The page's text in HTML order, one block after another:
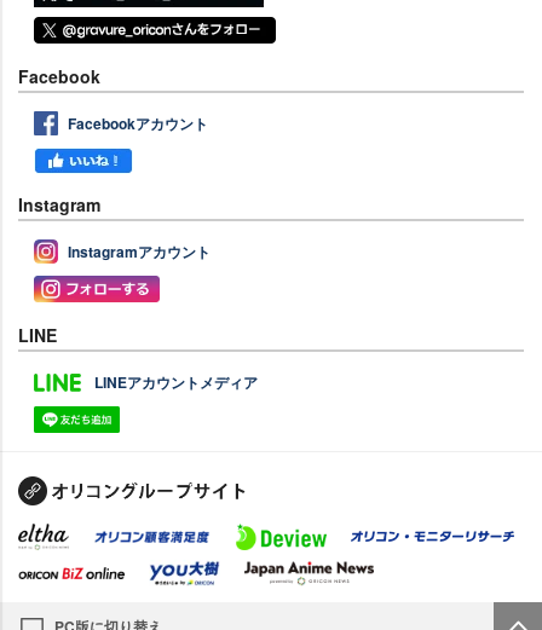
Facebook
Facebookアカウント
Instagram
Instagramアカウント
LINE
LINEアカウントメディア